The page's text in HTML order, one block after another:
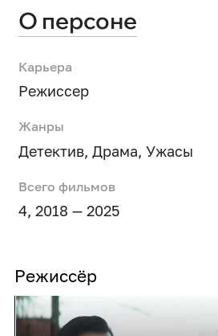
О персоне
Карьера
Режиссер
Жанры
Детектив, Драма, Ужасы
Всего фильмов
4, 2018 — 2025
Режиссёр